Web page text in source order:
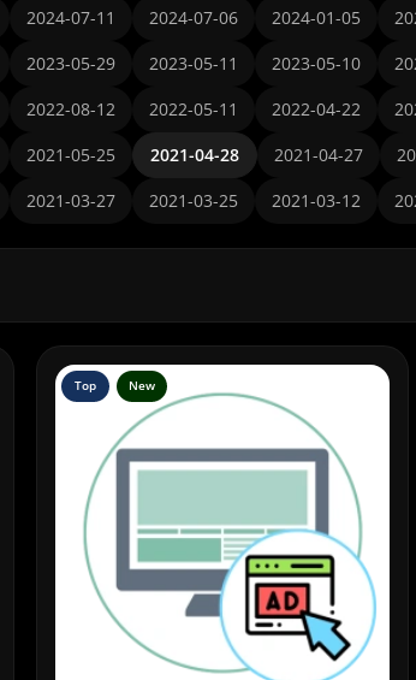
2024-07-11 2024-07-06 2024-01-05
2023-05-29 2023-05-11 2023-05-10
2022-08-12 2022-05-11 2022-04-22
2021-05-25 2021-04-28 2021-04-27
2021-03-27 2021-03-25 2021-03-12
Top New